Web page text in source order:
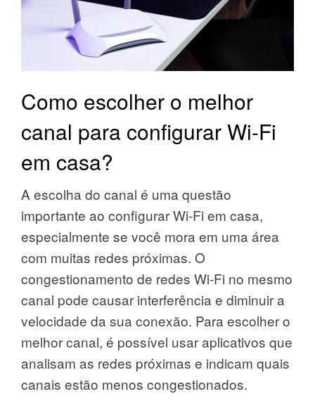
Como escolher o melhor
canal para configurar Wi-Fi
em casa?
A escolha do canal é uma questão
importante ao configurar Wi-Fi em casa,
especialmente se você mora em uma área
com muitas redes próximas. O
congestionamento de redes Wi-Fi no mesmo
canal pode causar interferência e diminuir a
velocidade da sua conexão. Para escolher o
melhor canal, é possível usar aplicativos que
analisam as redes próximas e indicam quais
canais estão menos congestionados.